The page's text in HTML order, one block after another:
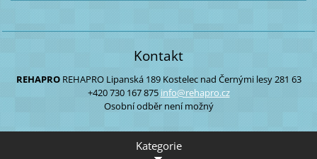
Kontakt
REHAPRO REHAPROLipanská 189Kostelec nad Černými lesy281 63
+420 730 167 875 info@rehapro.cz
Osobní odběr není možný
Kategorie